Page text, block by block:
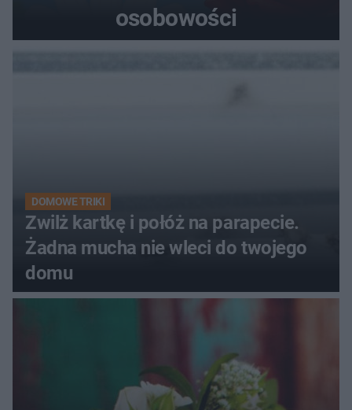
osobowości
DOMOWE TRIKI
Zwilż kartkę i połóż na parapecie.
Żadna mucha nie wleci do twojego
domu